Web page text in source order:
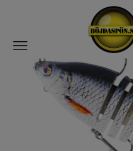
Gäddfemman
Abborrfemman